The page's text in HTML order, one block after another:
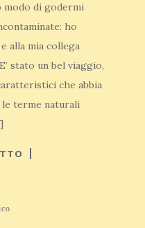
modo di godermi
ho
alla mia collega
stato un bel viaggio,
che abbia
le terme naturali